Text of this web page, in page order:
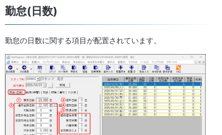
勤怠(日数)
勤怠の日数に関する項目が配置されています。